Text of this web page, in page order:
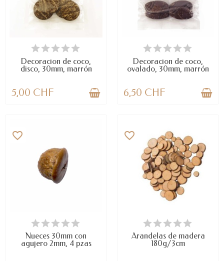
LAST ITEMS IN STOCK
Decoracion de coco,
disco, 30mm, marrón
5,00 CHF
LAST ITEMS IN STOCK
Decoracion de coco,
ovalado, 30mm, marrón
6,50 CHF
DISPONIBLE
favorite_border
Nueces 30mm con
agujero 2mm, 4 pzas
LAST ITEMS IN STOCK
favorite_border
Arandelas de madera
180g/3cm